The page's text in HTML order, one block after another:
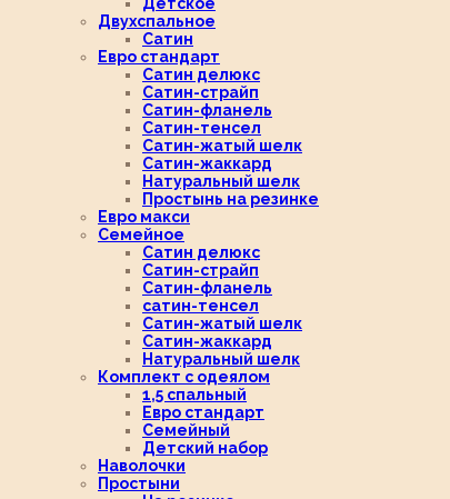
Двухспальное
Сатин
Евро стандарт
Сатин делюкс
Сатин-страйп
Сатин-фланель
Сатин-тенсел
Сатин-жатый шелк
Сатин-жаккард
Натуральный шелк
Простынь на резинке
Евро макси
Семейное
Сатин делюкс
Сатин-страйп
Сатин-фланель
сатин-тенсел
Сатин-жатый шелк
Сатин-жаккард
Натуральный шелк
Комплект с одеялом
1,5 спальный
Евро стандарт
Семейный
Детский набор
Наволочки
Простыни